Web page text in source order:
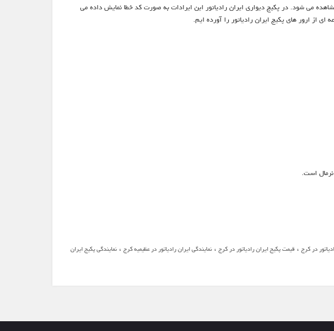
می شود. در پکیج دیواری ایران رادیاتور این ایرادات به صورت کد خطا نمایش داده می
ارور های پکیج ایران رادیاتور را آورده ایم.
در کرج ، قیمت پکیج ایران رادیاتور در کرج ،نمایندگی ایران رادیاتور در عظیمیه کرج ،نمایندگی پکیج ایران